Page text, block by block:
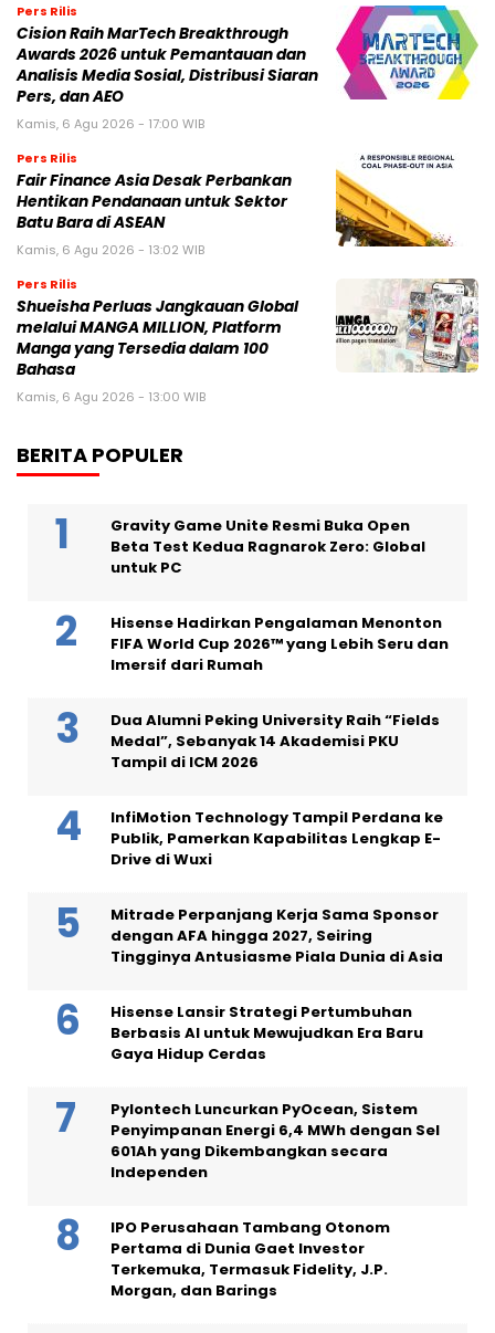
Pers Rilis
Cision Raih MarTech Breakthrough
Awards 2026 untuk Pemantauan dan
Analisis Media Sosial, Distribusi Siaran
Pers, dan AEO
Kamis, 6 Agu 2026 - 17:00 WIB
Pers Rilis
Fair Finance Asia Desak Perbankan
Hentikan Pendanaan untuk Sektor
Batu Bara di ASEAN
Kamis, 6 Agu 2026 - 13:02 WIB
Pers Rilis
Shueisha Perluas Jangkauan Global
melalui MANGA MILLION, Platform
Manga yang Tersedia dalam 100
Bahasa
Kamis, 6 Agu 2026 - 13:00 WIB
BERITA POPULER
Gravity Game Unite Resmi Buka Open
Beta Test Kedua Ragnarok Zero: Global
untuk PC
Hisense Hadirkan Pengalaman Menonton
FIFA World Cup 2026™ yang Lebih Seru dan
Imersif dari Rumah
Dua Alumni Peking University Raih “Fields
Medal”, Sebanyak 14 Akademisi PKU
Tampil di ICM 2026
InfiMotion Technology Tampil Perdana ke
Publik, Pamerkan Kapabilitas Lengkap E-
Drive di Wuxi
Mitrade Perpanjang Kerja Sama Sponsor
dengan AFA hingga 2027, Seiring
Tingginya Antusiasme Piala Dunia di Asia
Hisense Lansir Strategi Pertumbuhan
Berbasis AI untuk Mewujudkan Era Baru
Gaya Hidup Cerdas
Pylontech Luncurkan PyOcean, Sistem
Penyimpanan Energi 6,4 MWh dengan Sel
601Ah yang Dikembangkan secara
Independen
IPO Perusahaan Tambang Otonom
Pertama di Dunia Gaet Investor
Terkemuka, Termasuk Fidelity, J.P.
Morgan, dan Barings